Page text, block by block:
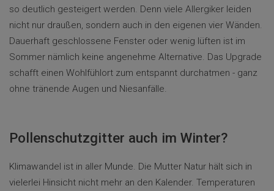
so deutlich gesteigert werden. Denn viele Allergiker leiden
nicht nur draußen, sondern auch in den eigenen vier Wänden.
Dauerhaft geschlossene Fenster oder wenig lüften ist im
Sommer nämlich keine angenehme Alternative. Das Upgrade
schafft einen Wohlfühlort zum entspannt durchatmen - ganz
ohne tränende Augen und Niesanfälle.
Pollenschutzgitter auch im Winter?
Klimawandel ist in aller Munde. Die Mutter Natur hält sich in
vielerlei Hinsicht nicht mehr an den Kalender. Temperaturen